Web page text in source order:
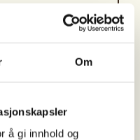
Om
å gi innhold og